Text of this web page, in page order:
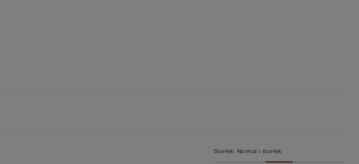
Storlek: Normal i storlek